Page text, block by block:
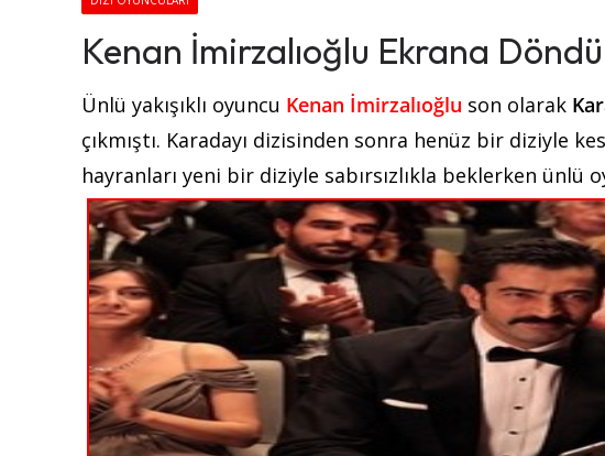
Kenan İmirzalıoğlu Ekrana
Ünlü yakışıklı oyuncu Kenan İmirzalıoğlu son olarak
çıkmıştı. Karadayı dizisinden sonra henüz bir diziyle
hayranları yeni bir diziyle sabırsızlıkla beklerken ünlü